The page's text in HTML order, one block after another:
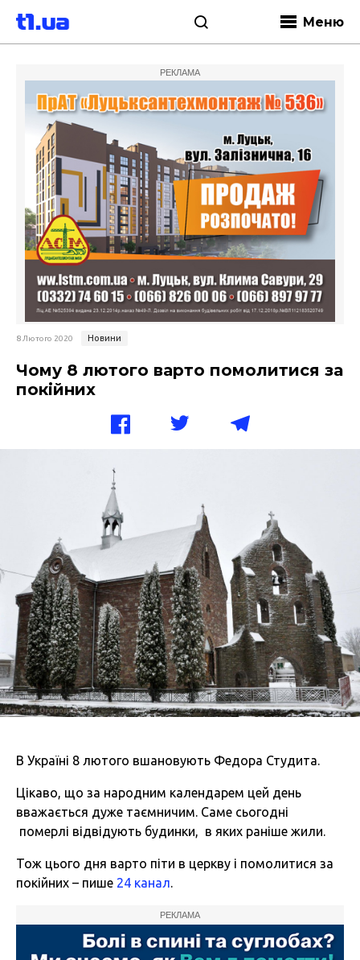
Меню
РЕКЛАМА
8 Лютого 2020 Новини
Чому 8 лютого варто помолитися за
покійних
В Україні 8 лютого вшановують Федора Студита.
Цікаво, що за народним календарем цей день
вважається дуже таємничим. Саме сьогодні
померлі відвідують будинки, в яких раніше жили.
Тож цього дня варто піти в церкву і помолитися за
покійних – пише 24 канал.
РЕКЛАМА